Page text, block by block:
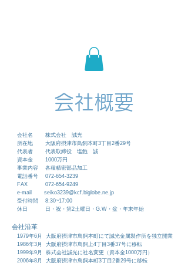
会社概要
会社名 株式会社 誠光
所在地 大阪府摂津市鳥飼本町3丁目2番29号
代表者 代表取締役 塩飽 誠
資本金 1000万円
事業内容 各種精密部品加工
電話番号 072-654-3239
FAX 072-654-9249
e-mail seiko3239@kcf.biglobe.ne.jp
受付時間 8:30~17:00
休日 日・祝・第2土曜日・G.W・盆・年末年始
会社沿革
1979年6月 大阪府摂津市鳥飼本町にて誠光金属製作所を独立開業
1986年3月 大阪府摂津市鳥飼上4丁目3番37号に移転
1999年9月 株式会社誠光に社名変更（資本金1000万円）
2006年8月 大阪府摂津市鳥飼本町3丁目2番29号に移転